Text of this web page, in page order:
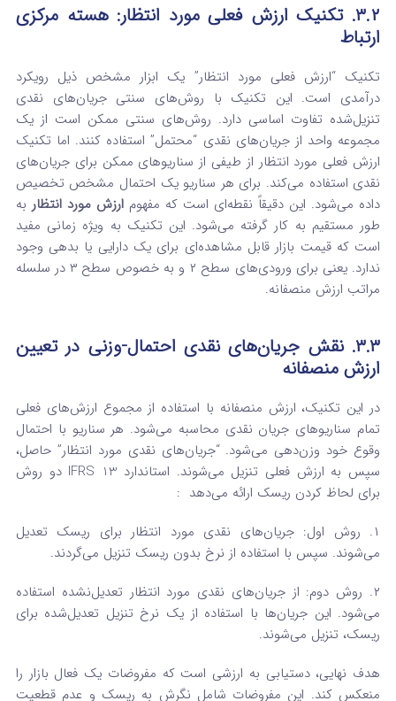
۳.۲. تکنیک ارزش فعلی مورد انتظار: هسته مرکزی
ارتباط
تکنیک “ارزش فعلی مورد انتظار” یک ابزار مشخص ذیل رویکرد
درآمدی است. این تکنیک با روش‌های سنتی جریان‌های نقدی
تنزیل‌شده تفاوت اساسی دارد. روش‌های سنتی ممکن است از یک
مجموعه واحد از جریان‌های نقدی “محتمل” استفاده کنند. اما تکنیک
ارزش فعلی مورد انتظار از طیفی از سناریوهای ممکن برای جریان‌های
نقدی استفاده می‌کند. برای هر سناریو یک احتمال مشخص تخصیص
داده می‌شود. این دقیقاً نقطه‌ای است که مفهومارزش مورد انتظار به
طور مستقیم به کار گرفته می‌شود. این تکنیک به ویژه زمانی مفید
است که قیمت بازار قابل مشاهده‌ای برای یک دارایی یا بدهی وجود
ندارد. یعنی برای ورودی‌های سطح ۲ و به خصوص سطح ۳ در سلسله
مراتب ارزش منصفانه.
۳.۳. نقش جریان‌های نقدی احتمال-وزنی در تعیین
ارزش منصفانه
در این تکنیک، ارزش منصفانه با استفاده از مجموع ارزش‌های فعلی
تمام سناریوهای جریان نقدی محاسبه می‌شود. هر سناریو با احتمال
وقوع خود وزن‌دهی می‌شود.“جریان‌های نقدی مورد انتظار” حاصل،
سپس به ارزش فعلی تنزیل می‌شوند. استاندارد IFRS 13 دو روش
برای لحاظ کردن ریسک ارائه می‌دهد :
۱. روش اول: جریان‌های نقدی مورد انتظار برای ریسک تعدیل
می‌شوند. سپس با استفاده از نرخ بدون ریسک تنزیل می‌گردند.
۲. روش دوم: از جریان‌های نقدی مورد انتظار تعدیل‌نشده استفاده
می‌شود. این جریان‌ها با استفاده از یک نرخ تنزیل تعدیل‌شده برای
ریسک، تنزیل می‌شوند.
هدف نهایی، دستیابی به ارزشی است که مفروضات یک فعال بازار را
منعکس کند. این مفروضات شامل نگرش به ریسک و عدم قطعیت